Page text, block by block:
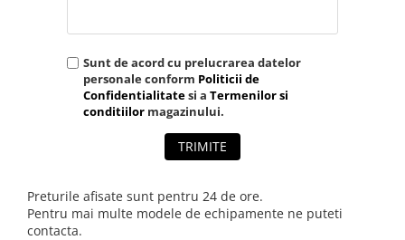
Sunt de acord cu prelucrarea datelor
personale conform Politicii de
Confidentialitatesi a Termenilor si
conditiilor magazinului.
TRIMITE
Preturile afisate sunt pentru 24 de ore.
Pentru mai multe modele de echipamente ne puteti
contacta.